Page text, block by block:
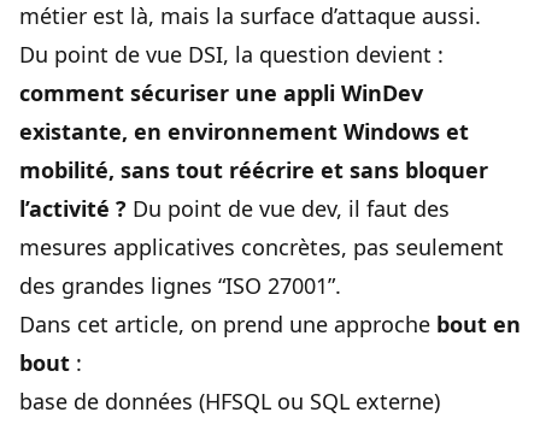
métier est là, mais la surface d’attaque aussi.
Du point de vue DSI, la question devient :
comment sécuriser une appli WinDev
existante, en environnement Windows et
mobilité, sans tout réécrire et sans bloquer
l’activité ? Du point de vue dev, il faut des
mesures applicatives concrètes, pas seulement
des grandes lignes “ISO 27001”.
Dans cet article, on prend une approche bout en
bout :
base de données (HFSQL ou SQL externe)